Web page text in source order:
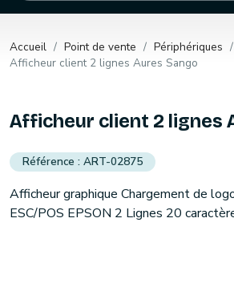
Accueil Point de vente Périphériques
Afficheur client 2 lignes Aures Sango
Afficheur client 2 lignes
ART-02875
Afficheur graphique Chargement de
ESC/POS EPSON 2 Lignes 20